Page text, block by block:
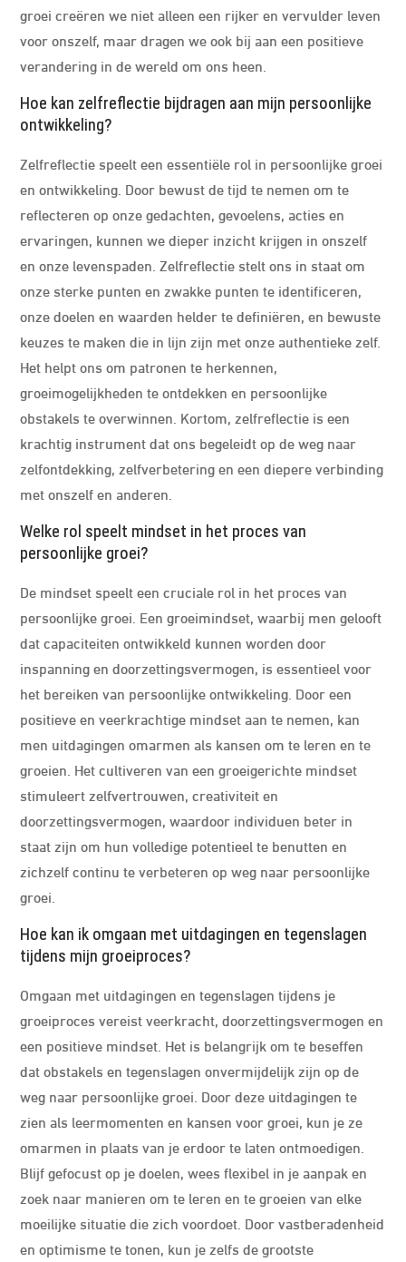
groei creëren we niet alleen een rijker en vervulder leven
voor onszelf, maar dragen we ook bij aan een positieve
verandering in de wereld om ons heen.
Hoe kan zelfreflectie bijdragen aan mijn persoonlijke
ontwikkeling?
Zelfreflectie speelt een essentiële rol in persoonlijke groei
en ontwikkeling. Door bewust de tijd te nemen om te
reflecteren op onze gedachten, gevoelens, acties en
ervaringen, kunnen we dieper inzicht krijgen in onszelf
en onze levenspaden. Zelfreflectie stelt ons in staat om
onze sterke punten en zwakke punten te identificeren,
onze doelen en waarden helder te definiëren, en bewuste
keuzes te maken die in lijn zijn met onze authentieke zelf.
Het helpt ons om patronen te herkennen,
groeimogelijkheden te ontdekken en persoonlijke
obstakels te overwinnen. Kortom, zelfreflectie is een
krachtig instrument dat ons begeleidt op de weg naar
zelfontdekking, zelfverbetering en een diepere verbinding
met onszelf en anderen.
Welke rol speelt mindset in het proces van
persoonlijke groei?
De mindset speelt een cruciale rol in het proces van
persoonlijke groei. Een groeimindset, waarbij men gelooft
dat capaciteiten ontwikkeld kunnen worden door
inspanning en doorzettingsvermogen, is essentieel voor
het bereiken van persoonlijke ontwikkeling. Door een
positieve en veerkrachtige mindset aan te nemen, kan
men uitdagingen omarmen als kansen om te leren en te
groeien. Het cultiveren van een groeigerichte mindset
stimuleert zelfvertrouwen, creativiteit en
doorzettingsvermogen, waardoor individuen beter in
staat zijn om hun volledige potentieel te benutten en
zichzelf continu te verbeteren op weg naar persoonlijke
groei.
Hoe kan ik omgaan met uitdagingen en tegenslagen
tijdens mijn groeiproces?
Omgaan met uitdagingen en tegenslagen tijdens je
groeiproces vereist veerkracht, doorzettingsvermogen en
een positieve mindset. Het is belangrijk om te beseffen
dat obstakels en tegenslagen onvermijdelijk zijn op de
weg naar persoonlijke groei. Door deze uitdagingen te
zien als leermomenten en kansen voor groei, kun je ze
omarmen in plaats van je erdoor te laten ontmoedigen.
Blijf gefocust op je doelen, wees flexibel in je aanpak en
zoek naar manieren om te leren en te groeien van elke
moeilijke situatie die zich voordoet. Door vastberadenheid
en optimisme te tonen, kun je zelfs de grootste